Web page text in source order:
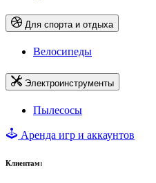
Для спорта и отдыха
Велосипеды
Электроинструменты
Пылесосы
Аренда игр и аккаунтов
Клиентам: